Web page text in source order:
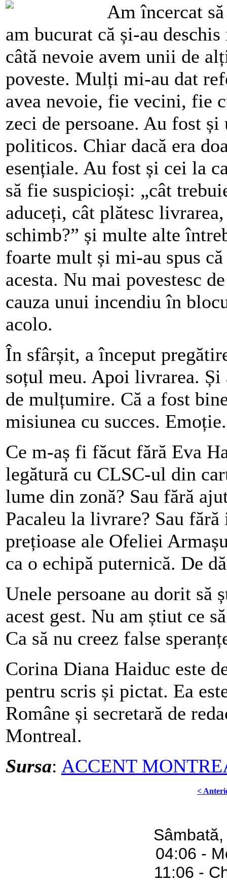
Am încercat
am bucurat că și-au
câtă nevoie avem unii de
poveste. Mulți mi-au dat
avea nevoie, fie vecini, fie
zeci de persoane. Au fost
politicos. Chiar dacă era
esențiale. Au fost și cei la
să fie suspicioși: „cât
aduceți, cât plătesc
schimb?” și multe alte
foarte mult și mi-au spus
acesta. Nu mai povestesc
cauza unui incendiu în
acolo.
În sfârșit, a început
soțul meu. Apoi livrarea.
de mulțumire. Că a fost
misiunea cu succes.
Ce m-aș fi făcut fără Eva
legătură cu CLSC-ul din
lume din zonă? Sau fără
Pacaleu la livrare? Sau
prețioase ale Ofeliei
ca o echipă puternică. De
Unele persoane au dorit să
acest gest. Nu am știut ce
Ca să nu creez false
Corina Diana Haiduc este
pentru scris și pictat. Ea
Române și secretară de
Montreal.
Sursa: ACCENT
<
04:06 -
11:06 -